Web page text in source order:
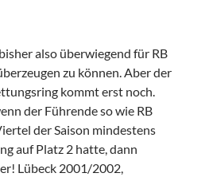
also überwiegend für RB
zu können. Aber der
kommt erst noch.
der Führende so wie RB
der Saison mindestens
auf Platz 2 hatte, dann
Lübeck 2001/2002,